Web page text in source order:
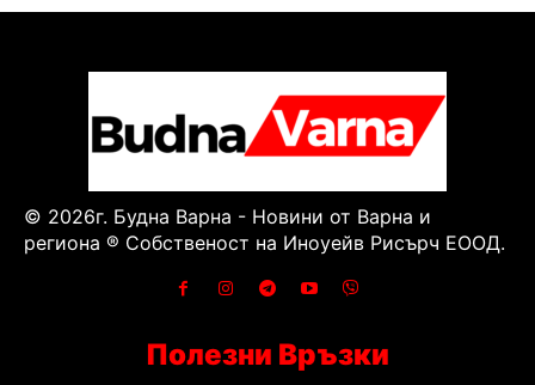
© 2026г. Будна Варна - Новини от Варна и
региона ® Собственост на Иноуейв Рисърч ЕООД.
Полезни Връзки